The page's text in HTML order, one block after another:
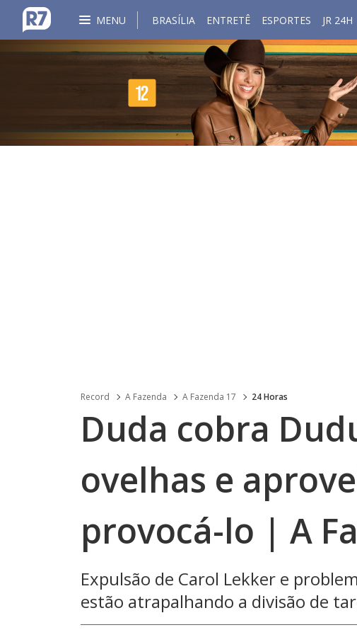
MENU BRASÍLIA ENTRETÊ ESPORTES JR 24H
Record A Fazenda A Fazenda 17 24 Horas
Duda cobra
ovelhas e
provocá-lo | A
Expulsão de Carol Lekker e
estão atrapalhando a divisão de